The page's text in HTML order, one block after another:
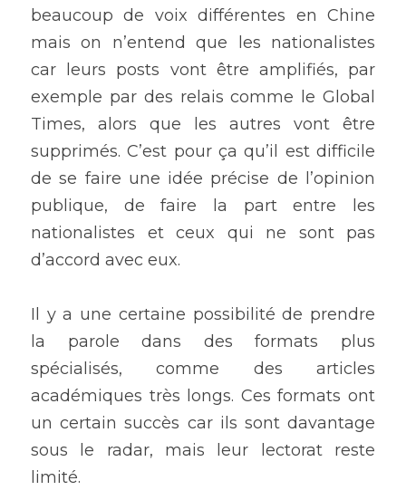
beaucoup de voix différentes en Chine
mais on n’entend que les nationalistes
car leurs posts vont être amplifiés, par
exemple par des relais comme le Global
Times, alors que les autres vont être
supprimés. C’est pour ça qu’il est difficile
de se faire une idée précise de l’opinion
publique, de faire la part entre les
nationalistes et ceux qui ne sont pas
d’accord avec eux.
Il y a une certaine possibilité de prendre
la parole dans des formats plus
spécialisés, comme des articles
académiques très longs. Ces formats ont
un certain succès car ils sont davantage
sous le radar, mais leur lectorat reste
limité.